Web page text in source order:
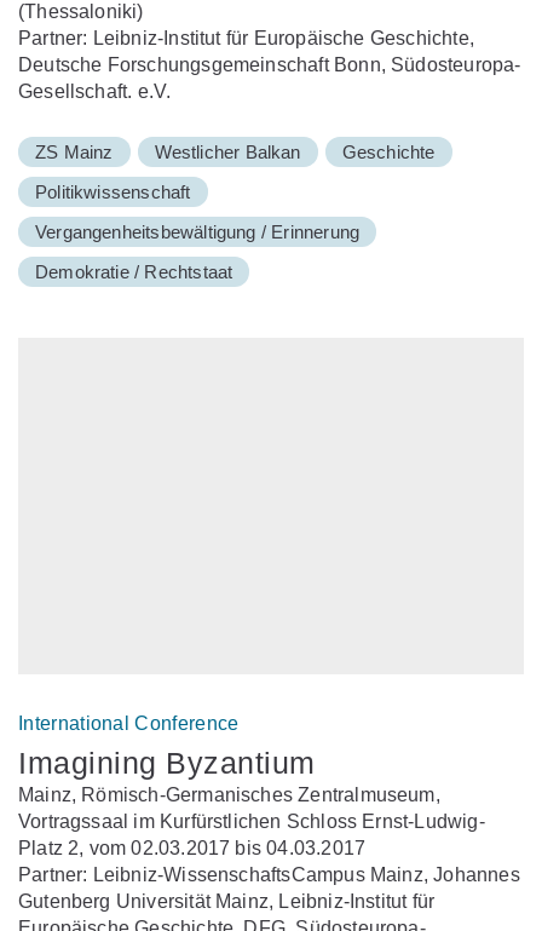
(Thessaloniki)
Partner: Leibniz-Institut für Europäische Geschichte,
Deutsche Forschungsgemeinschaft Bonn, Südosteuropa-
Gesellschaft. e.V.
ZS Mainz Westlicher Balkan
Geschichte
Politikwissenschaft
Vergangenheitsbewältigung / Erinnerung
Demokratie / Rechtstaat
International Conference
Imagining Byzantium
Mainz, Römisch-Germanisches Zentralmuseum,
Vortragssaal im Kurfürstlichen Schloss Ernst-Ludwig-
Platz 2, vom 02.03.2017 bis 04.03.2017
Partner: Leibniz-WissenschaftsCampus Mainz, Johannes
Gutenberg Universität Mainz, Leibniz-Institut für